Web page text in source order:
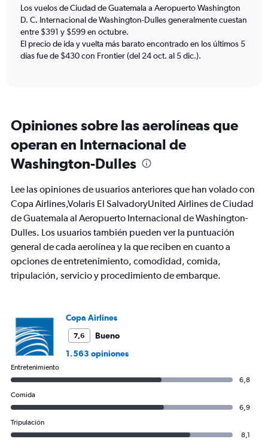
Y
axis
displaying
Number
of
Los vuelos de Ciudad de Guatemala a Aeropuerto Washington
D. C. Internacional de Washington-Dulles generalmente cuestan
entre $391 y $599 en octubre.
El precio de ida y vuelta más barato encontrado en los últimos 5
días fue de $430 con Frontier (del 24 oct. al 5 dic.).
Opiniones sobre las aerolíneas que
operan en Internacional de
Washington-Dulles
Lee las opiniones de usuarios anteriores que han volado con
Copa Airlines,Volaris El SalvadoryUnited Airlines de Ciudad
de Guatemala al Aeropuerto Internacional de Washington-
Dulles. Los usuarios también pueden ver la puntuación
general de cada aerolínea y la que reciben en cuanto a
opciones de entretenimiento, comodidad, comida,
tripulación, servicio y procedimiento de embarque.
Copa Airlines
7,6
Bueno
1.563 opiniones
Entretenimiento
6,8
Comida
6,9
Tripulación
8,1